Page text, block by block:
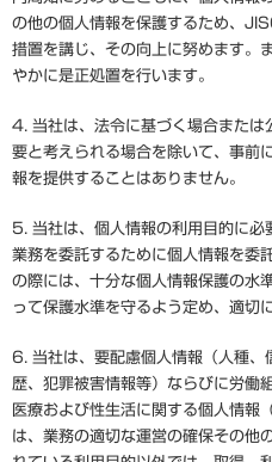
の他の個人情報を保護するため、
措置を講じ、その向上に努めます。
やかに是正処置を行います。
4. 当社は、法令に基づく場合また
要と考えられる場合を除いて、事前
報を提供することはありません。
5. 当社は、個人情報の利用目的に
業務を委託するために個人情報を委
の際には、十分な個人情報保護の水
って保護水準を守るよう定め、適切
6. 当社は、要配慮個人情報（人種
歴、犯罪被害情報等）ならびに労働
医療および性生活に関する個人情報
は、業務の適切な運営の確保その他